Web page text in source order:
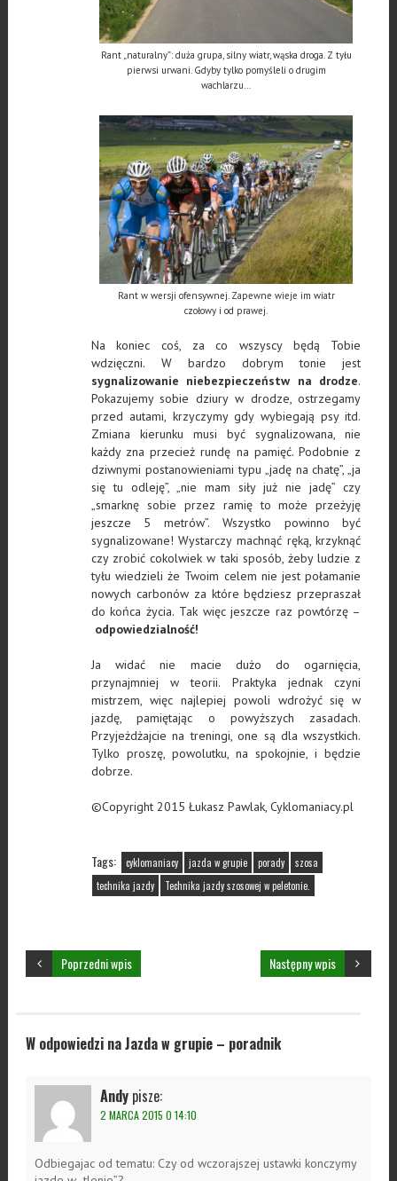
Rant „naturalny”: duża grupa, silny wiatr, wąska droga. Z tyłu
pierwsi urwani. Gdyby tylko pomyśleli o drugim
wachlarzu…
Rant w wersji ofensywnej. Zapewne wieje im wiatr
czołowy i od prawej.
Na koniec coś, za co wszyscy będą Tobie
wdzięczni.
W bardzo dobrym tonie jest
sygnalizowanie niebezpieczeństw na drodze.
Pokazujemy sobie dziury w drodze, ostrzegamy
przed autami, krzyczymy gdy wybiegają psy itd.
Zmiana kierunku musi być sygnalizowana, nie
każdy zna przecież rundę na pamięć. Podobnie z
dziwnymi postanowieniami typu „jadę na chatę”, „ja
się tu odleję”, „nie mam siły już nie jadę” czy
„smarknę sobie przez ramię to może przeżyję
jeszcze 5 metrów”. Wszystko powinno być
sygnalizowane! Wystarczy machnąć ręką, krzyknąć
czy zrobić cokolwiek w taki sposób, żeby ludzie z
tyłu wiedzieli że Twoim celem nie jest połamanie
nowych carbonów za które będziesz przepraszał
do końca życia. Tak więc jeszcze raz powtórzę –
odpowiedzialność!
Ja widać nie macie dużo do ogarnięcia,
przynajmniej w teorii. Praktyka jednak czyni
mistrzem, więc najlepiej powoli wdrożyć się w
jazdę, pamiętając o powyższych zasadach.
Przyjeżdżajcie na treningi, one są dla wszystkich.
Tylko proszę, powolutku, na spokojnie, i będzie
dobrze.
©Copyright 2015 Łukasz Pawlak, Cyklomaniacy.pl
Tags: cyklomaniacy jazda w grupie porady
szosa
technika jazdy
Technika jazdy szosowej w peletonie.
Następny wpis
Poprzedni wpis
W odpowiedzi na Jazda w grupie – poradnik
Andy pisze:
2 MARCA 2015 O 14:10
Odbiegajac od tematu: Czy od wczorajszej ustawki konczymy